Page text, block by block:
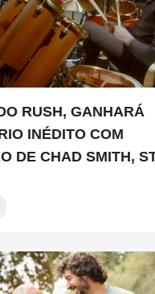
RUSH, GANHARÁ
INÉDITO COM
DE CHAD SMITH,